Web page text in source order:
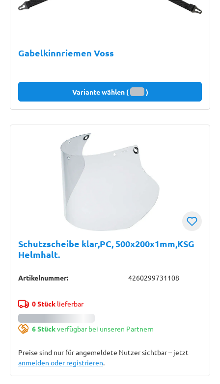
Gabelkinnriemen Voss
Variante wählen ( )
Schutzscheibe klar,PC, 500x200x1mm,KSG
Helmhalt.
Artikelnummer: 4260299731108
0 Stücklieferbar
6 Stückverfügbar bei unseren Partnern
Preise sind nur für angemeldete Nutzer sichtbar – jetzt
anmelden oder registrieren.